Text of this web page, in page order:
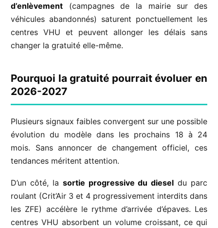
d’enlèvement (campagnes de la mairie sur des
véhicules abandonnés) saturent ponctuellement les
centres VHU et peuvent allonger les délais sans
changer la gratuité elle-même.
Pourquoi la gratuité pourrait évoluer en
2026-2027
Plusieurs signaux faibles convergent sur une possible
évolution du modèle dans les prochains 18 à 24
mois. Sans annoncer de changement officiel, ces
tendances méritent attention.
D’un côté, la sortie progressive du diesel du parc
roulant (Crit’Air 3 et 4 progressivement interdits dans
les ZFE) accélère le rythme d’arrivée d’épaves. Les
centres VHU absorbent un volume croissant, ce qui